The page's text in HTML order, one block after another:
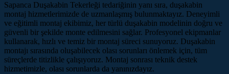
Sapanca Duşakabin Tekerleği tedariğinin yanı sıra, duşakabin
montaj hizmetlerimizde de uzmanlaşmış bulunmaktayız. Deneyimli
ve eğitimli montaj ekibimiz, her türlü duşakabin modelinin doğru ve
güvenli bir şekilde monte edilmesini sağlar. Profesyonel ekipmanlar
kullanarak, hızlı ve temiz bir montaj süreci sunuyoruz. Duşakabin
montajı sırasında oluşabilecek olası sorunları önlemek için, tüm
süreçlerde titizlikle çalışıyoruz. Montaj sonrası teknik destek
hizmetimizle, olası sorunlarda da yanınızdayız.